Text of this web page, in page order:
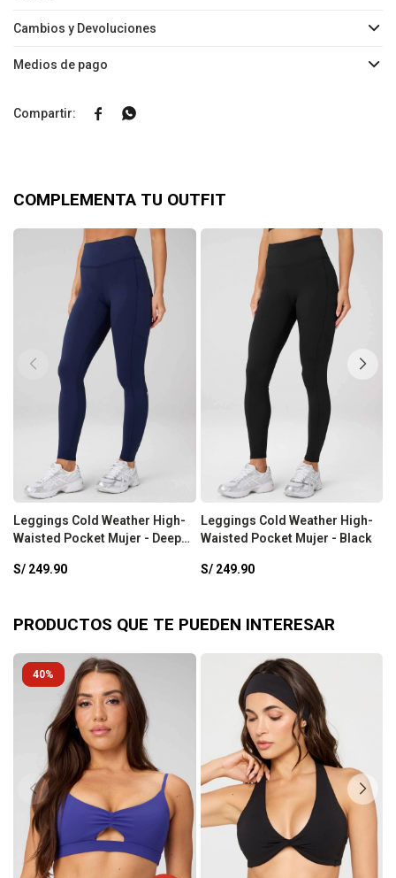
Cambios y Devoluciones
Medios de pago
 
COMPLEMENTA TU OUTFIT
Leggings Cold Weather High-
Waisted Pocket Mujer - Deep
S/ 249.90
Leggings Cold Weather High-
Waisted Pocket Mujer - Black
S/ 249.90
PRODUCTOS QUE TE PUEDEN INTERESAR
40